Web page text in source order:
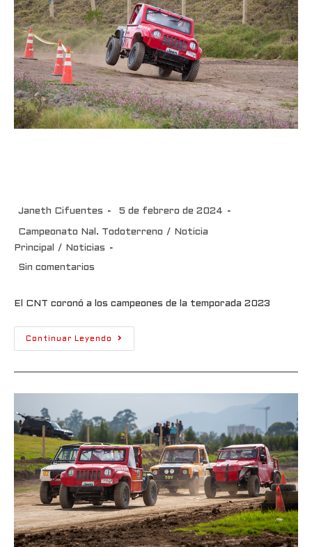
Janeth Cifuentes 5 de febrero de 2024
Campeonato Nal. Todoterreno /
Noticia
Principal
/ Noticias
Sin comentarios
El CNT coronó a los campeones de la temporada 2023
Continuar Leyendo